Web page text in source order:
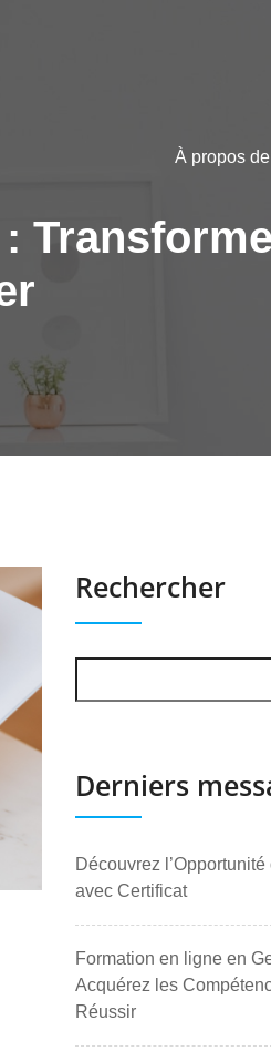
À propos
Rechercher
Derniers
Découvrez
avec Certificat
Formation en ligne en
Acquérez les
Réussir